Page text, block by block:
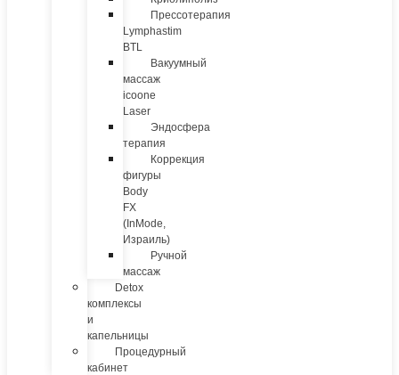
Прессотерапия
Lymphastim
BTL
Вакуумный
массаж
icoone
Laser
Эндосфера
терапия
Коррекция
фигуры
Body
FX
(InMode,
Израиль)
Ручной
массаж
Detox
комплексы
и
капельницы
Процедурный
кабинет